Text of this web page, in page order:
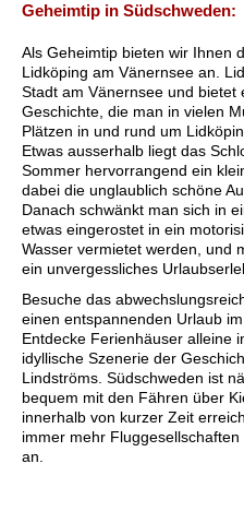
Geheimtip in Südschweden:
Als Geheimtip bieten wir Ihnen
Lidköping am Vänernsee an.
Stadt am Vänernsee und bietet
Geschichte, die man in vielen
Plätzen in und rund um
Etwas ausserhalb liegt das
Sommer hervorrangend ein
dabei die unglaublich schöne
Danach schwänkt man sich in
etwas eingerostet in ein
Wasser vermietet werden, und
ein unvergessliches
Besuche das
einen entspannenden Urlaub
Entdecke Ferienhäuser alleine
idyllische Szenerie der
Lindströms. Südschweden ist
bequem mit den Fähren über
innerhalb von kurzer Zeit
immer mehr
an.